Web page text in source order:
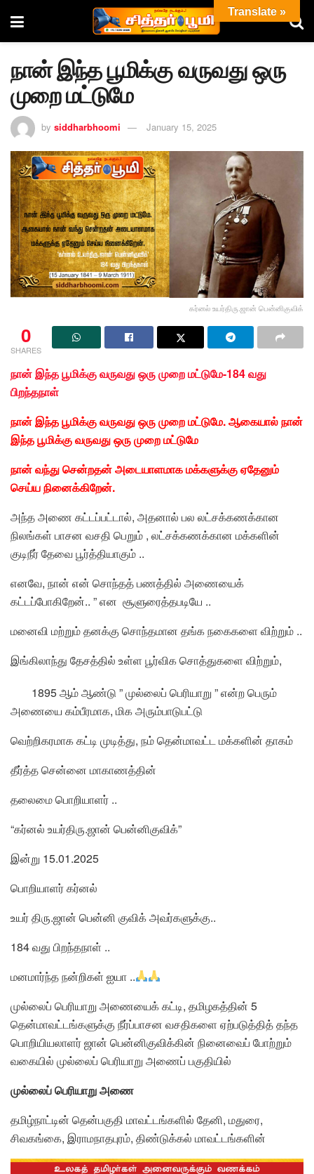
நான் இந்த பூமிக்கு வருவது ஒரு
முறை மட்டுமே
by siddharbhoomi January 15, 2025
கர்னல் உயர்திரு.ஜான் பென்னிகுவிக்
0
SHARES
நான் இந்த பூமிக்கு வருவது ஒரு முறை மட்டுமே-184 வது
பிறந்தநாள்
நான் இந்த பூமிக்கு வருவது ஒரு முறை மட்டுமே.ஆகையால் நான்
இந்த பூமிக்கு வருவது ஒரு முறை மட்டுமே
நான் வந்து சென்றதன் அடையாளமாக மக்களுக்கு ஏதேனும்
செய்ய நினைக்கிறேன்.
அந்த அணை கட்டப்பட்டால், அதனால் பல லட்சக்கணக்கான
நிலங்கள் பாசன வசதி பெறும் , லட்சக்கணக்கான மக்களின்
குடிநீர் தேவை பூர்த்தியாகும் ..
எனவே, நான் என் சொந்தத் பணத்தில் அணையைக்
கட்டப்போகிறேன்.. ” என சூளுரைத்தபடியே ..
மனைவி மற்றும் தனக்கு சொந்தமான தங்க நகைகளை விற்றும் ..
இங்கிலாந்து தேசத்தில் உள்ள பூர்விக சொத்துகளை விற்றும்,
1895 ஆம் ஆண்டு ” முல்லைப் பெரியாறு ” என்ற பெரும்
அணையை கம்பீரமாக, மிக அரும்பாடுபட்டு
வெற்றிகரமாக கட்டி முடித்து, நம் தென்மாவட்ட மக்களின் தாகம்
தீர்த்த சென்னை மாகாணத்தின்
தலைமை பொறியாளர் ..
“கர்னல் உயர்திரு.ஜான் பென்னிகுவிக்”
இன்று 15.01.2025
பொறியாளர் கர்னல்
உயர் திரு.ஜான் பென்னி குவிக் அவர்களுக்கு..
184 வது பிறந்தநாள் ..
மனமார்ந்த நன்றிகள் ஐயா ..
முல்லைப் பெரியாறு அணையைக் கட்டி, தமிழகத்தின் 5
தென்மாவட்டங்களுக்கு நீர்ப்பாசன வசதிகளை ஏற்படுத்தித் தந்த
பொறியியலாளர் ஜான் பென்னிகுவிக்கின் நினைவைப் போற்றும்
வகையில் முல்லைப் பெரியாறு அணைப் பகுதியில்
முல்லைப் பெரியாறு அணை
தமிழ்நாட்டின் தென்பகுதி மாவட்டங்களில் தேனி, மதுரை,
சிவகங்கை, இராமநாதபுரம், திண்டுக்கல் மாவட்டங்களின்
Translate »